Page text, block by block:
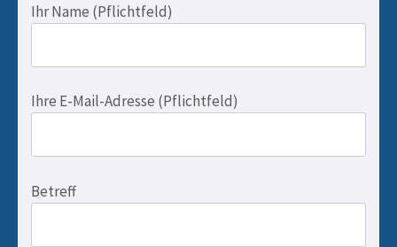
Ihr Name (Pflichtfeld)
Bitte lasse dieses Feld leer.
Ihre E-Mail-Adresse (Pflichtfeld)
Betreff